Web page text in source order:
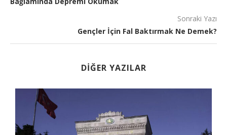
Sonraki Yazı
Gençler İçin Fal Baktırmak Ne Demek?
DIĞER YAZILAR